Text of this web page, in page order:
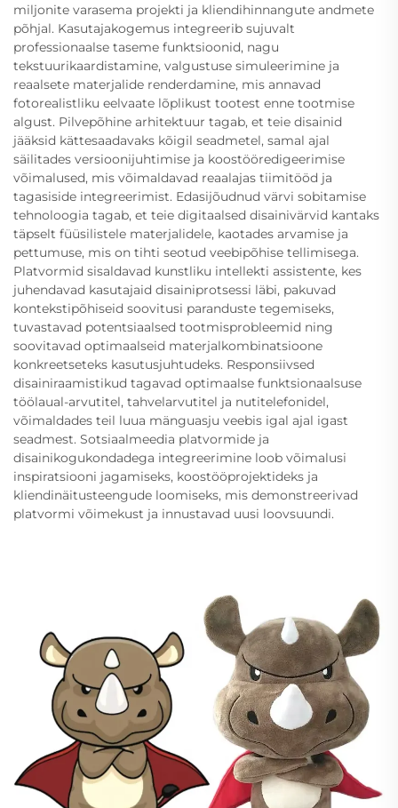
miljonite varasema projekti ja kliendihinnangute andmete
põhjal. Kasutajakogemus integreerib sujuvalt
professionaalse taseme funktsioonid, nagu
tekstuurikaardistamine, valgustuse simuleerimine ja
reaalsete materjalide renderdamine, mis annavad
fotorealistliku eelvaate lõplikust tootest enne tootmise
algust. Pilvepõhine arhitektuur tagab, et teie disainid
jääksid kättesaadavaks kõigil seadmetel, samal ajal
säilitades versioonijuhtimise ja koostööredigeerimise
võimalused, mis võimaldavad reaalajas tiimitööd ja
tagasiside integreerimist. Edasijõudnud värvi sobitamise
tehnoloogia tagab, et teie digitaalsed disainivärvid kantaks
täpselt füüsilistele materjalidele, kaotades arvamise ja
pettumuse, mis on tihti seotud veebipõhise tellimisega.
Platvormid sisaldavad kunstliku intellekti assistente, kes
juhendavad kasutajaid disainiprotsessi läbi, pakuvad
kontekstipõhiseid soovitusi paranduste tegemiseks,
tuvastavad potentsiaalsed tootmisprobleemid ning
soovitavad optimaalseid materjalkombinatsioone
konkreetseteks kasutusjuhtudeks. Responsiivsed
disainiraamistikud tagavad optimaalse funktsionaalsuse
töölaual-arvutitel, tahvelarvutitel ja nutitelefonidel,
võimaldades teil luua mänguasju veebis igal ajal igast
seadmest. Sotsiaalmeedia platvormide ja
disainikogukondadega integreerimine loob võimalusi
inspiratsiooni jagamiseks, koostööprojektideks ja
kliendinäitusteengude loomiseks, mis demonstreerivad
platvormi võimekust ja innustavad uusi loovsuundi.